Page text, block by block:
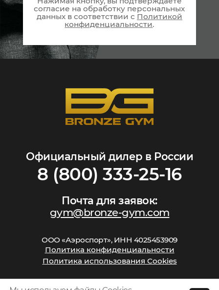
согласие наобработку персональных
данных в соответствии с Политикой
конфиденциальности.
ООО «Аэроспорт», ИНН 4025453909
Политика конфиденциальности
Политика использования Cookies
Официальный дилер в России
8 (800) 333-25-16
Почта для заявок:
gym@bronze-gym.com